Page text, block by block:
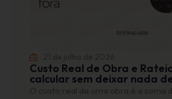
Custo Real de Obra e
calcular sem deixar nada